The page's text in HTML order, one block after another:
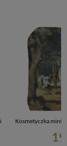
Kosmetyczka mini